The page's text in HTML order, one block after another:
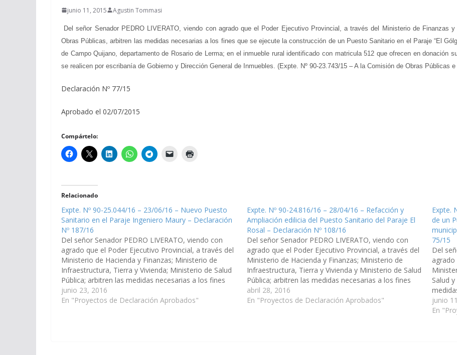
junio 11, 2015 Agustin Tommasi
Del señor Senador PEDRO LIVERATO, viendo con agrado que el Poder Ejecutivo Provincial, a través del Ministerio de Finanzas
Obras Públicas, arbitren las medidas necesarias a los fines que se ejecute la construcción de un Puesto Sanitario en el Paraje “El
de Campo Quijano, departamento de Rosario de Lerma; en el inmueble rural identificado con matricula 512 que ofrecen en donación
se realicen por escribanía de Gobierno y Dirección General de Inmuebles. (Expte. Nº 90-23.743/15 – A la Comisión de Obras Públicas e
Declaración Nº 77/15
Aprobado el 02/07/2015
Compártelo:
Relacionado
Expte. Nº 90-25.044/16 – 23/06/16 – Nuevo Puesto
Sanitario en el Paraje Ingeniero Maury – Declaración
Nº 187/16
Del señor Senador PEDRO LIVERATO, viendo con
agrado que el Poder Ejecutivo Provincial, a través del
Ministerio de Hacienda y Finanzas; Ministerio de
Infraestructura, Tierra y Vivienda; Ministerio de Salud
Pública; arbitren las medidas necesarias a los fines
que a la brevedad posible, se ejecute la obra de de
construcción de un…
junio 23, 2016
En "Proyectos de Declaración Aprobados"
Expte. Nº 90-24.816/16 – 28/04/16 – Refacción y
Ampliación edilicia del Puesto Sanitario del Paraje El
Rosal – Declaración Nº 108/16
Del señor Senador PEDRO LIVERATO, viendo con
agrado que el Poder Ejecutivo Provincial, a través del
Ministerio de Hacienda y Finanzas; Ministerio de
Infraestructura, Tierra y Vivienda y Ministerio de Salud
Pública; arbitren las medidas necesarias a los fines
que a la brevedad posible se ejecute la obra de
Refacción y…
abril 28, 2016
En "Proyectos de Declaración Aprobados"
Expte.
de un
75/15
Del
agrado
Salud
obra
junio
En